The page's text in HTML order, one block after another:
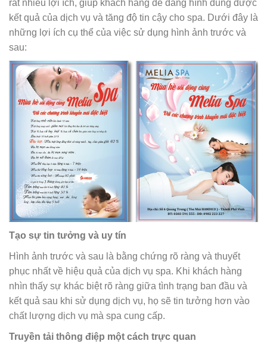
rất nhiều lợi ích, giúp khách hàng dễ dàng hình dung được
kết quả của dịch vụ và tăng độ tin cậy cho spa. Dưới đây là
những lợi ích cụ thể của việc sử dụng hình ảnh trước và
sau:
Tạo sự tin tưởng và uy tín
Hình ảnh trước và sau là bằng chứng rõ ràng và thuyết
phục nhất về hiệu quả của dịch vụ spa. Khi khách hàng
nhìn thấy sự khác biệt rõ ràng giữa tình trạng ban đầu và
kết quả sau khi sử dụng dịch vụ, họ sẽ tin tưởng hơn vào
chất lượng dịch vụ mà spa cung cấp.
Truyền tải thông điệp một cách trực quan